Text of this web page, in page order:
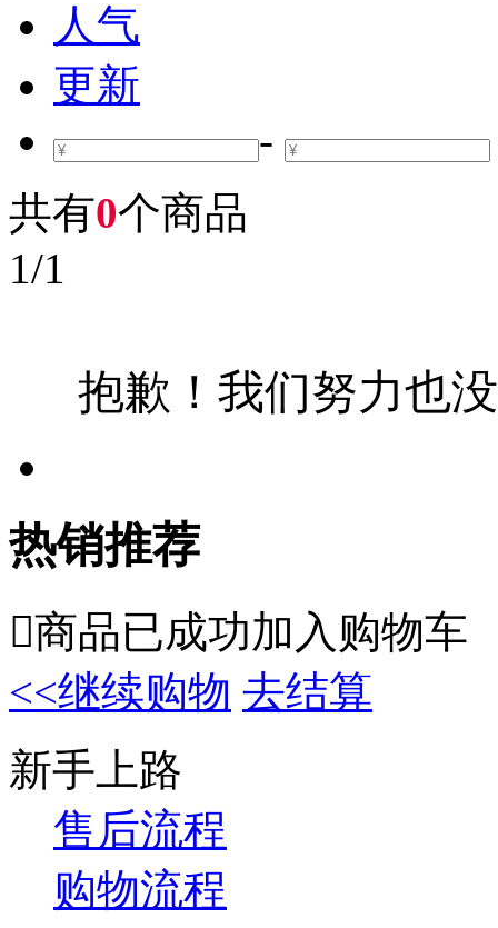
人气
更新
-
共有0个商品
1/1
抱歉！我们努力也
热销推荐
商品已成功加入购物车
<<继续购物 去结算
新手上路
售后流程
购物流程